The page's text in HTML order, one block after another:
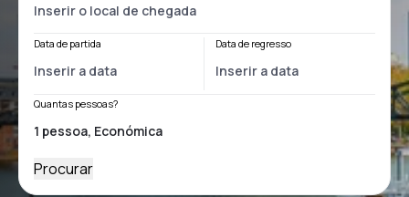
Data de partida Data de regresso
Quantas pessoas?
Procurar